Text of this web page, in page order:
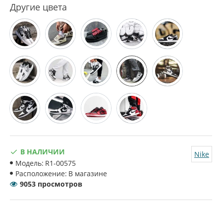
В НАЛИЧИИ
Модель: R1-00575
Расположение: В магазине
Nike
9053 просмотров
Другие цвета